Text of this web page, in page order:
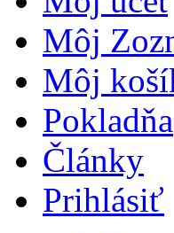
Môj
Môj
Pokladňa
Články
Prihlásiť